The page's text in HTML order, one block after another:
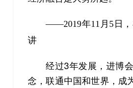
——2019年11月5日
讲
经过3年发展，进博会
念，联通中国和世界，成